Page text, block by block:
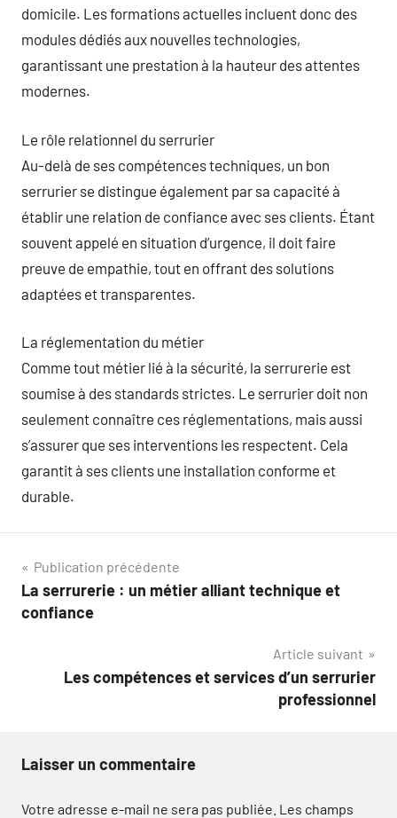
domicile. Les formations actuelles incluent donc des
modules dédiés aux nouvelles technologies,
garantissant une prestation à la hauteur des attentes
modernes.
Le rôle relationnel du serrurier
Au-delà de ses compétences techniques, un bon
serrurier se distingue également par sa capacité à
établir une relation de confiance avec ses clients. Étant
souvent appelé en situation d’urgence, il doit faire
preuve de empathie, tout en offrant des solutions
adaptées et transparentes.
La réglementation du métier
Comme tout métier lié à la sécurité, la serrurerie est
soumise à des standards strictes. Le serrurier doit non
seulement connaître ces réglementations, mais aussi
s’assurer que ses interventions les respectent. Cela
garantit à ses clients une installation conforme et
durable.
Navigation
de
Publication précédente
La serrurerie : un métier alliant technique et
confiance
Article suivant
Les compétences et services d’un serrurier
professionnel
Laisser un commentaire
Votre adresse e-mail ne sera pas publiée. Les champs